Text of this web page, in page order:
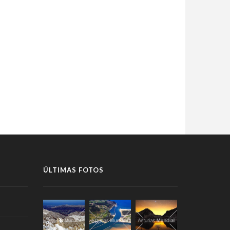
ÚLTIMAS FOTOS